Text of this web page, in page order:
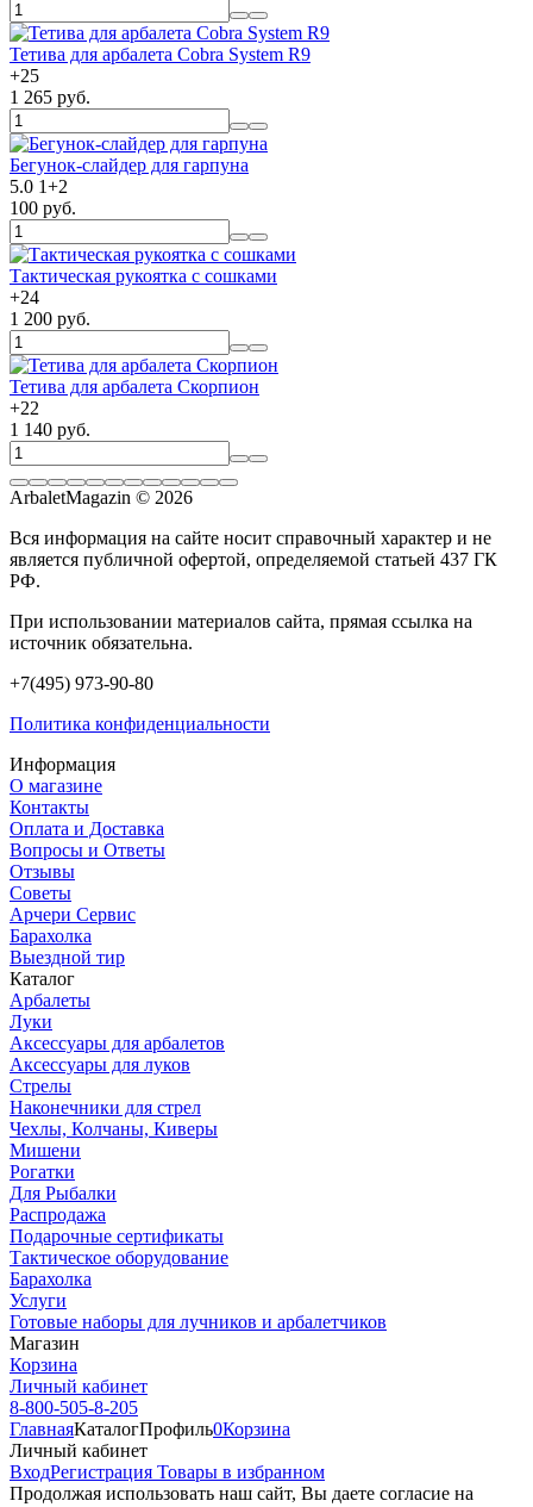
Тетива для арбалета Cobra System R9
+25
1 265 руб.
Бегунок-слайдер для гарпуна
5.0 1+2
100 руб.
Тактическая рукоятка с сошками
+24
1 200 руб.
Тетива для арбалета Скорпион
+22
1 140 руб.
ArbaletMagazin © 2026
Вся информация на сайте носит справочный характер и не
является публичной офертой, определяемой статьей 437 ГК
РФ.
При использовании материалов сайта, прямая ссылка на
источник обязательна.
+7(495) 973-90-80
Политика конфиденциальности
Информация
О магазине
Контакты
Оплата и Доставка
Вопросы и Ответы
Отзывы
Советы
Арчери Сервис
Барахолка
Выездной тир
Каталог
Арбалеты
Луки
Аксессуары для арбалетов
Аксессуары для луков
Стрелы
Наконечники для стрел
Чехлы, Колчаны, Киверы
Мишени
Рогатки
Для Рыбалки
Распродажа
Подарочные сертификаты
Тактическое оборудование
Барахолка
Услуги
Готовые наборы для лучников и арбалетчиков
Магазин
Корзина
Личный кабинет
8-800-505-8-205
ГлавнаяКаталогПрофиль0Корзина
Личный кабинет
ВходРегистрация Товары в избранном
Продолжая использовать наш cайт, Вы даете согласие на